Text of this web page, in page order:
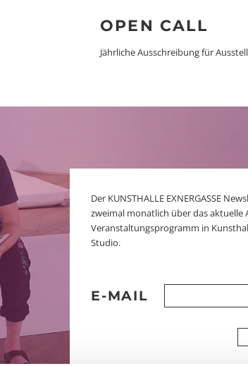
OPEN CALL
Jährliche Ausschreibung für
Der KUNSTHALLE EXNERGASSE
zweimal monatlich über das aktuelle
Veranstaltungsprogramm in
Studio.
E-MAIL